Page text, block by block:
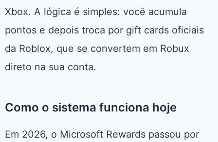
Xbox. A lógica é simples: você acumula
pontos e depois troca por gift cards oficiais
da Roblox, que se convertem em Robux
direto na sua conta.
Como o sistema funciona hoje
Em 2026, o Microsoft Rewards passou por